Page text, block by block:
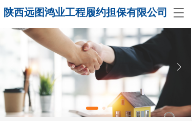
陕西远图鸿业工程履约担保有限公司
T
e
i
g